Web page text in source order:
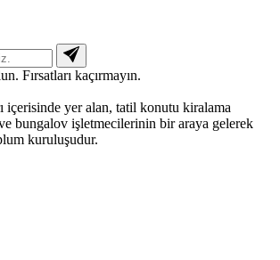
Fırsatları kaçırmayın.
içerisinde yer alan, tatil konutu kiralama
bungalov işletmecilerinin bir araya gelerek
kuruluşudur.